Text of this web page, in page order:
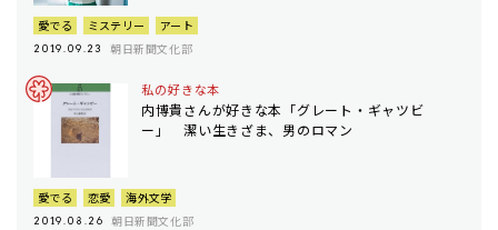
愛でる ミステリー アート
2019.09.23 朝日新聞文化部
私の好きな本
内博貴さんが好きな本「グレート・ギャツビ
ー」 潔い生きざま、男のロマン
愛でる 恋愛 海外文学
2019.08.26 朝日新聞文化部